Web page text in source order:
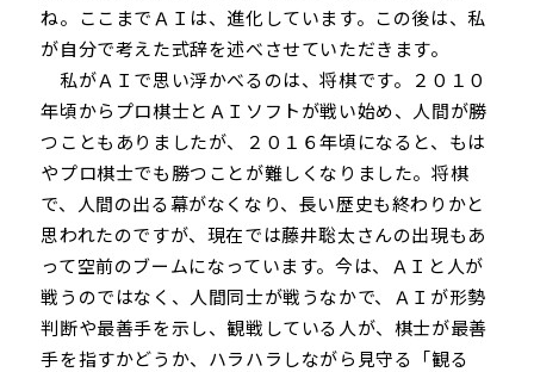
ね。ここまでＡＩは、進化しています。この後は、私
が自分で考えた式辞を述べさせていただきます。
私がＡＩで思い浮かべるのは、将棋です。２０１０
年頃からプロ棋士とＡＩソフトが戦い始め、人間が勝
つこともありましたが、２０１６年頃になると、もは
やプロ棋士でも勝つことが難しくなりました。将棋
で、人間の出る幕がなくなり、長い歴史も終わりかと
思われたのですが、現在では藤井聡太さんの出現もあ
って空前のブームになっています。今は、ＡＩと人が
戦うのではなく、人間同士が戦うなかで、ＡＩが形勢
判断や最善手を示し、観戦している人が、棋士が最善
手を指すかどうか、ハラハラしながら見守る「観る